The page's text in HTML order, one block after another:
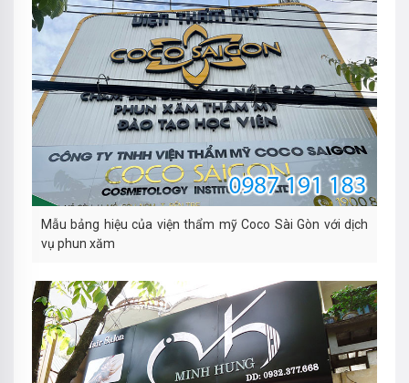
Mẫu bảng hiệu của viện thẩm mỹ Coco Sài Gòn với dịch
vụ phun xăm